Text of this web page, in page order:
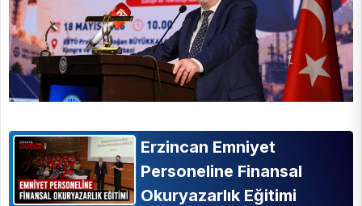
Erzincan Emniyet
Personeline Finansal
Okuryazarlık Eğitimi